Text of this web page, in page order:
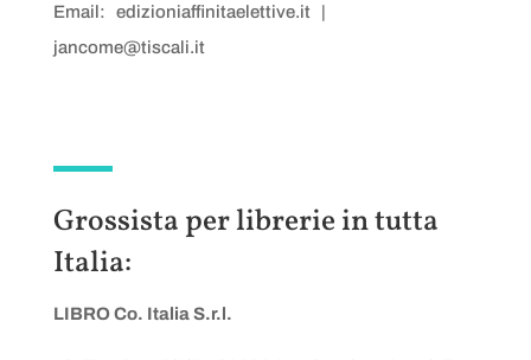
Email: edizioniaffinitaelettive.it
jancome@tiscali.it
Grossista per librerie in tutta
Italia:
LIBRO Co. Italia S.r.l.